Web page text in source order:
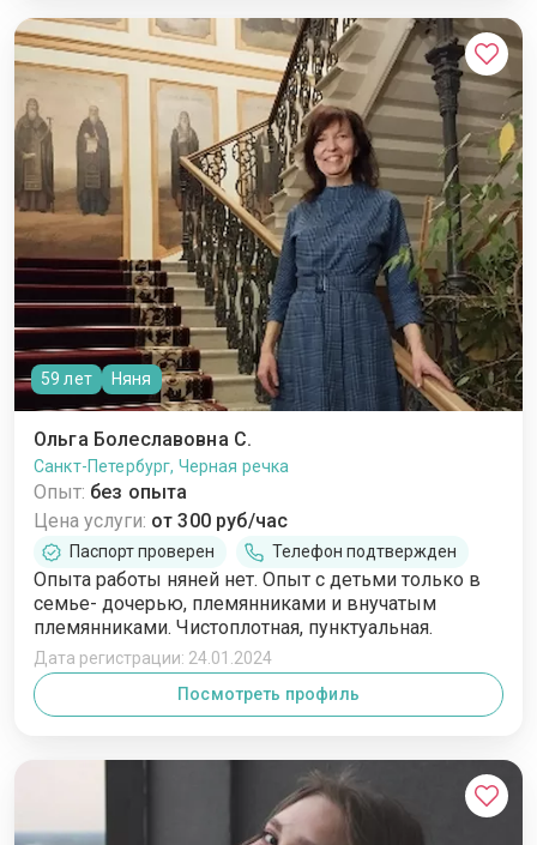
59 лет Няня
Ольга Болеславовна С.
Санкт-Петербург, Черная речка
Опыт: без опыта
Цена услуги: от 300 руб/час
Паспорт проверен Телефон подтвержден
Опыта работы няней нет. Опыт с детьми только в
семье- дочерью, племянниками и внучатым
племянниками. Чистоплотная, пунктуальная.
Дата регистрации: 24.01.2024
Посмотреть профиль